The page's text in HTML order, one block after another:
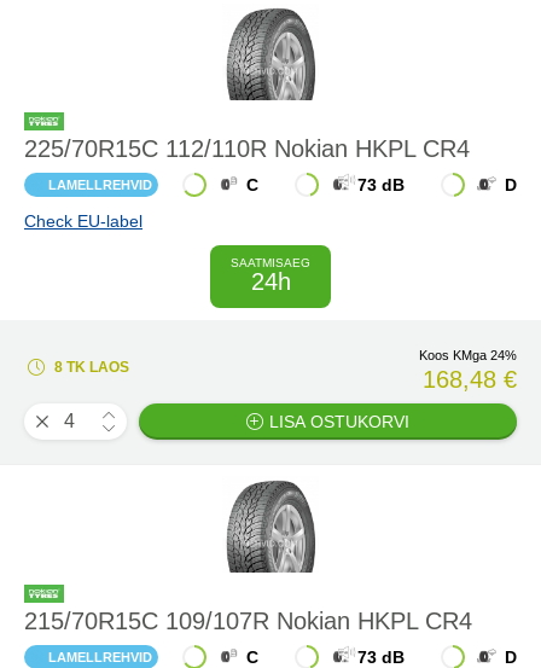
225/70R15C 112/110R Nokian HKPL CR4
LAMELLREHVID C 73 dB
D
Check EU-label
SAATMISAEG
24h
8 TK LAOS
Koos KMga 24%
168,48 €
LISA OSTUKORVI
215/70R15C 109/107R Nokian HKPL CR4
LAMELLREHVID C 73 dB
D